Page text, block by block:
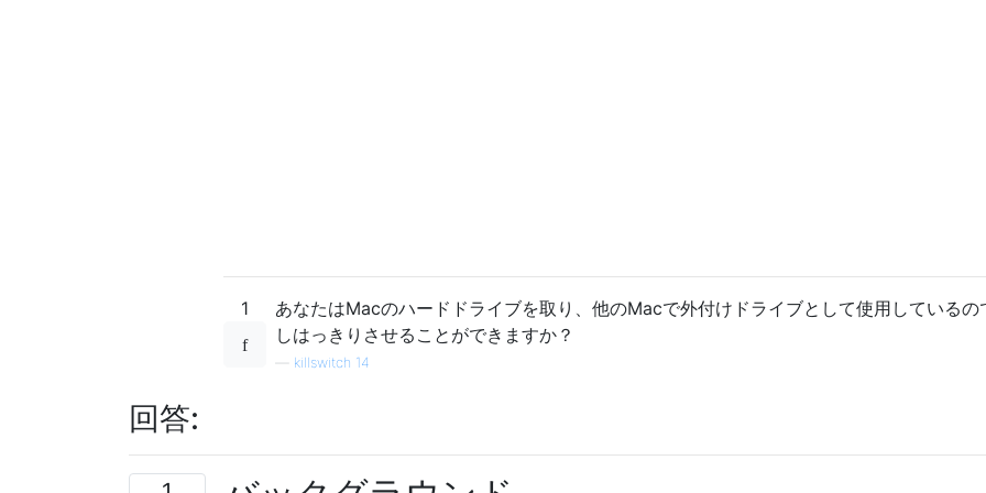
1
あなたはMacのハードドライブを取り、他のMacで外付けドライブとして使用しているの
しはっきりさせることができますか？
killswitch 14
回答: